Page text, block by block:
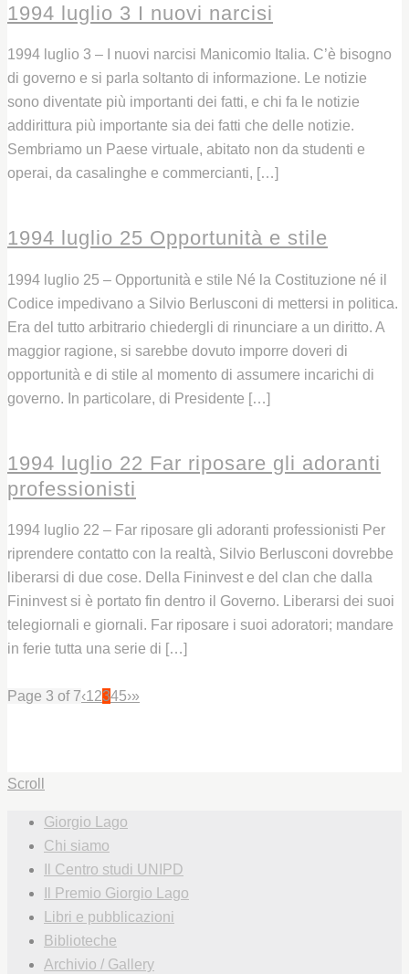
1994 luglio 3 I nuovi narcisi
1994 luglio 3 – I nuovi narcisi Manicomio Italia. C’è bisogno
di governo e si parla soltanto di informazione. Le notizie
sono diventate più importanti dei fatti, e chi fa le notizie
addirittura più importante sia dei fatti che delle notizie.
Sembriamo un Paese virtuale, abitato non da studenti e
operai, da casalinghe e commercianti, […]
1994 luglio 25 Opportunità e stile
1994 luglio 25 – Opportunità e stile Né la Costituzione né il
Codice impedivano a Silvio Berlusconi di mettersi in politica.
Era del tutto arbitrario chiedergli di rinunciare a un diritto. A
maggior ragione, si sarebbe dovuto imporre doveri di
opportunità e di stile al momento di assumere incarichi di
governo. In particolare, di Presidente […]
1994 luglio 22 Far riposare gli adoranti
professionisti
1994 luglio 22 – Far riposare gli adoranti professionisti Per
riprendere contatto con la realtà, Silvio Berlusconi dovrebbe
liberarsi di due cose. Della Fininvest e del clan che dalla
Fininvest si è portato fin dentro il Governo. Liberarsi dei suoi
telegiornali e giornali. Far riposare i suoi adoratori; mandare
in ferie tutta una serie di […]
Page 3 of 7‹1 2345›»
Scroll
Giorgio Lago
Chi siamo
Il Centro studi UNIPD
Il Premio Giorgio Lago
Libri e pubblicazioni
Biblioteche
Archivio / Gallery